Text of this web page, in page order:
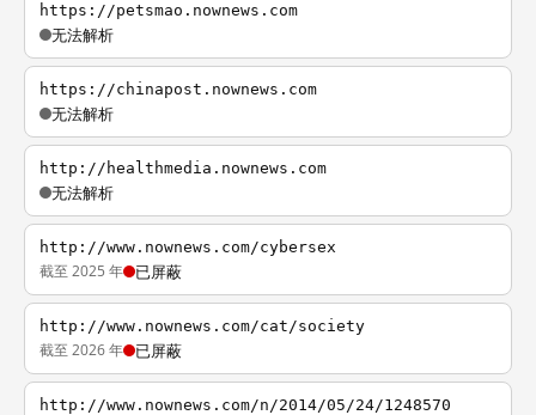
https://petsmao.nownews.com
无法解析
https://chinapost.nownews.com
无法解析
http://healthmedia.nownews.com
无法解析
http://www.nownews.com/cybersex
截至 2025 年 已屏蔽
http://www.nownews.com/cat/society
截至 2026 年 已屏蔽
http://www.nownews.com/n/2014/05/24/1248570